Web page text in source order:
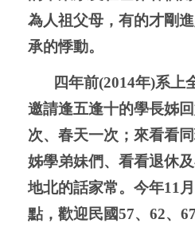
為人祖父母，有的才剛
承的悸動。
四年前(2014年)系上
邀請逢五逢十的學長姊
次、春天一次；來看看
姊學弟妹們、看看退休
地北的話家常。今年11 月
點，歡迎民國57、 62、 67